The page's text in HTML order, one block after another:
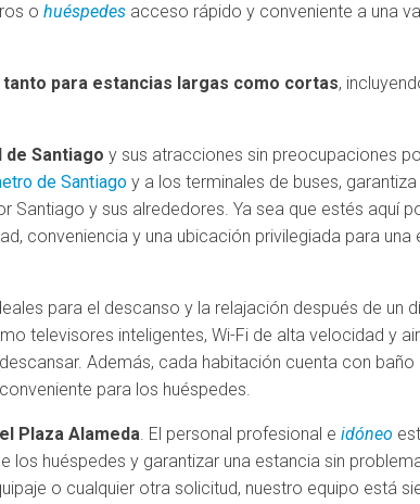
o huéspedes acceso rápido y conveniente a una
para estancias largas como cortas,
Santiago y sus atracciones sin preocupaciones
de Santiago y a los terminales de buses,
Santiago y sus alrededores. Ya sea que estés aquí
conveniencia y una ubicación privilegiada para una
para el descanso y la relajación después de un
televisores inteligentes, Wi-Fi de alta velocidad y
Además, cada habitación cuenta con baño
para los huéspedes.
Plaza Alameda. El personal profesional e idóneo
los huéspedes y garantizar una estancia sin
o cualquier otra solicitud, nuestro equipo está